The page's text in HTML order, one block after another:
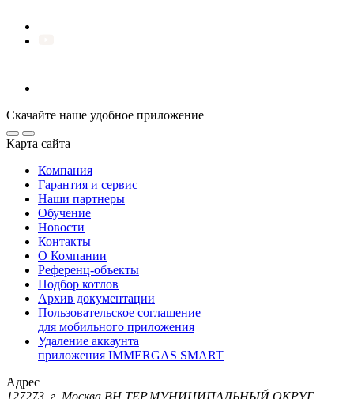
Скачайте наше удобное приложение
Карта сайта
Компания
Гарантия и сервис
Наши партнеры
Обучение
Новости
Контакты
О Компании
Референц-объекты
Подбор котлов
Архив документации
Пользовательское соглашение
для мобильного приложения
Удаление аккаунта
приложения IMMERGAS SMART
Адрес
127273, г. Москва ВН.ТЕР.МУНИЦИПАЛЬНЫЙ ОКРУГ